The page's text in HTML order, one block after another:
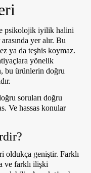
psikolojik iyilik halini
yer alır. Bu
ya da teşhis koymaz.
yönelik
bu ürünlerin doğru
soruları doğru
Ve hassas konular
oldukça geniştir. Farklı
ve farklı ilişki